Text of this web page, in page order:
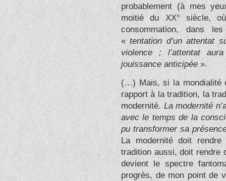
probablement (à mes
moitié du XX° siècle,
consommation, dans
«tentation d’un attentat
violence ; l’attentat
jouissance anticipée».
(…) Mais, si la mondialité
rapport à la tradition, la
modernité. La modernité
avec le temps de la
pu transformer sa
La modernité doit
tradition aussi, doit rendre
devient le spectre
progrès, de mon point de